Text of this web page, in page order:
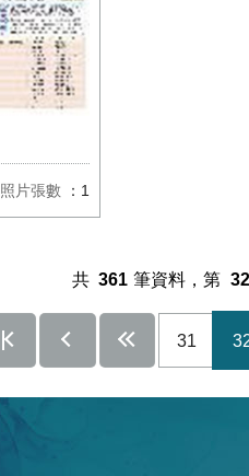
照片張數 ：1
共 361 筆資料，第
31